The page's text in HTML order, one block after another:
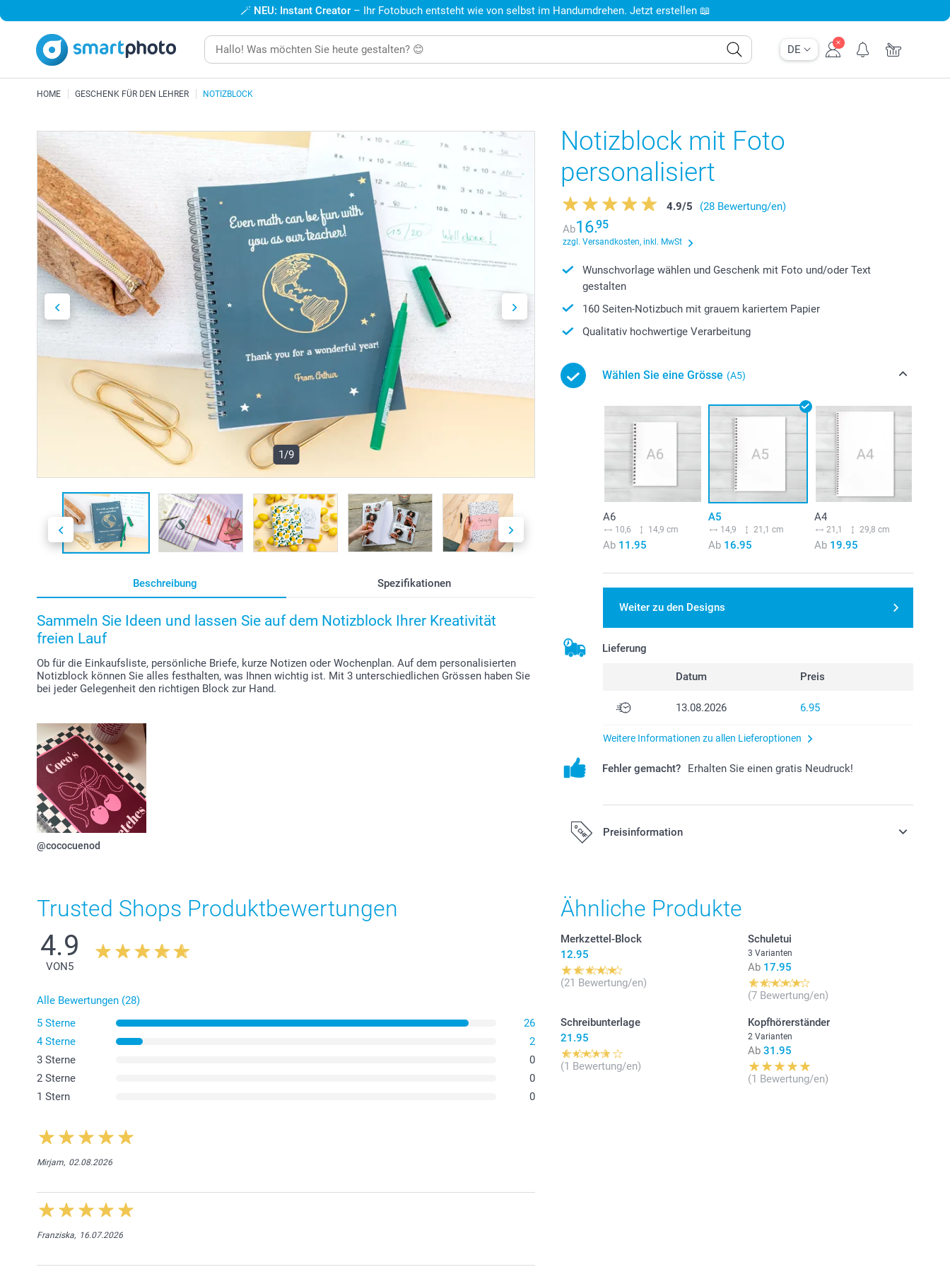
DE
🪄 NEU: Instant Creator – Ihr Fotobuch entsteht wie von selbst im Handumdrehen. Jetzt erstellen 📖
HOME GESCHENK FÜR DEN LEHRER NOTIZBLOCK
1/9
Beschreibung Spezifikationen
Sammeln Sie Ideen und lassen Sie auf dem Notizblock Ihrer Kreativität
freien Lauf
Ob für die Einkaufsliste, persönliche Briefe, kurze Notizen oder Wochenplan. Auf dem personalisierten
Notizblock können Sie alles festhalten, was Ihnen wichtig ist. Mit 3 unterschiedlichen Grössen haben Sie
bei jeder Gelegenheit den richtigen Block zur Hand.
@cococuenod
Notizblock mit Foto
personalisiert
4.9/5
(28 Bewertung/en)
Ab16.95
zzgl. Versandkosten, inkl. MwSt
Wunschvorlage wählen und Geschenk mit Foto und/oder Text
gestalten
160 Seiten-Notizbuch mit grauem kariertem Papier
Qualitativ hochwertige Verarbeitung
Wählen Sie eine Grösse (A5)
A6
10,6 14,9 cm
Ab 11.95
A5
14,9 21,1 cm
Ab 16.95
A4
21,1 29,8 cm
Ab19.95
Weiter zu den Designs
Lieferung
Datum Preis
13.08.2026 6.95
Weitere Informationen zu allen Lieferoptionen
Fehler gemacht? Erhalten Sie einen gratis Neudruck!
Preisinformation
zzgl. Versandkosten.
Trusted Shops Produktbewertungen
4.9
VON5
Alle Bewertungen (28)
5 Sterne
26
4 Sterne
2
3 Sterne
0
2 Sterne
0
1 Stern
0
Mirjam, 02.08.2026
Franziska, 16.07.2026
Ähnliche Produkte
Merkzettel-Block
12.95
(21 Bewertung/en)
Schuletui
3 Varianten
Ab 17.95
(7 Bewertung/en)
Schreibunterlage
21.95
(1 Bewertung/en)
Kopfhörerständer
2 Varianten
Ab 31.95
(1 Bewertung/en)